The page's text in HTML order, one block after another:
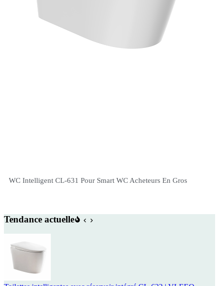
WC Intelligent CL-631 Pour Smart WC Acheteurs En Gros
Tendance actuelle